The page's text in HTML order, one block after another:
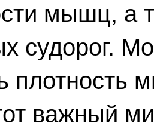
мышц, а
судорог.
плотность
важный